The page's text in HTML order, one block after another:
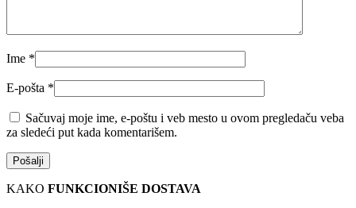
Ime *
E-pošta *
Sačuvaj moje ime, e-poštu i veb mesto u ovom pregledaču veba
za sledeći put kada komentarišem.
KAKO FUNKCIONIŠE DOSTAVA